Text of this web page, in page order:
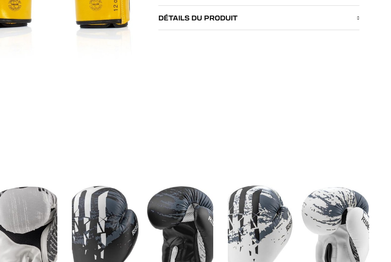
DÉTAILS DU PRODUIT